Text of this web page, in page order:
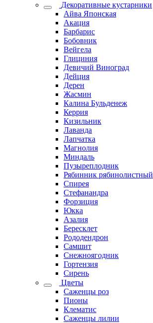
Декоративные кустарники
Айва Японская
Акация
Барбарис
Бобовник
Вейгела
Глициния
Девичий Виноград
Дейция
Дерен
Жасмин
Калина Бульденеж
Керрия
Кизильник
Лаванда
Лапчатка
Магнолия
Миндаль
Пузыреплодник
Рябинник рябинолистный
Спирея
Стефанандра
Форзиция
Юкка
Азалия
Бересклет
Рододендрон
Самшит
Снежноягодник
Гортензия
Сирень
Цветы
Саженцы роз
Пионы
Клематис
Саженцы лилии